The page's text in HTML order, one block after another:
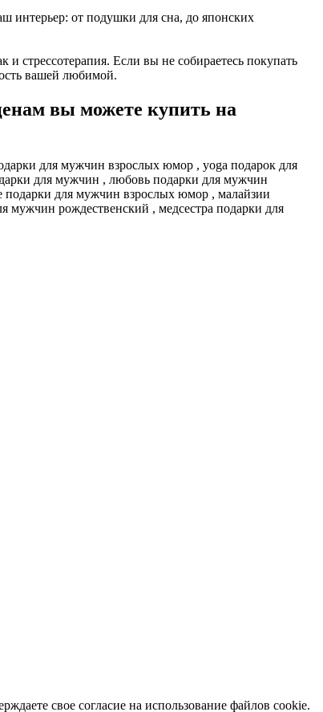
интерьер: от подушки для сна, до японских
стрессотерапия. Если вы не собираетесь покупать
вашей любимой.
вы можете купить на
для мужчин взрослых юмор , yoga подарок для
для мужчин , любовь подарки для мужчин
для мужчин взрослых юмор , малайзии
рождественский , медсестра подарки для
свое согласие на использование файлов cookie.